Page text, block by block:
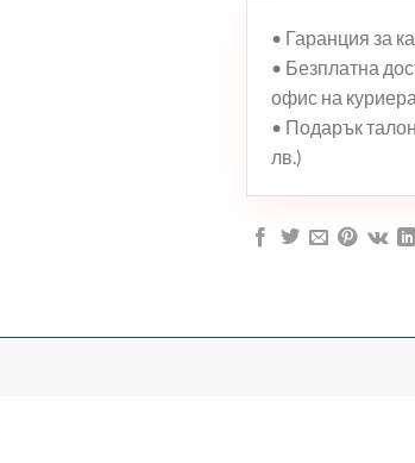
• Гаранция за
• Безплатна
офис на
• Подарък
лв.)